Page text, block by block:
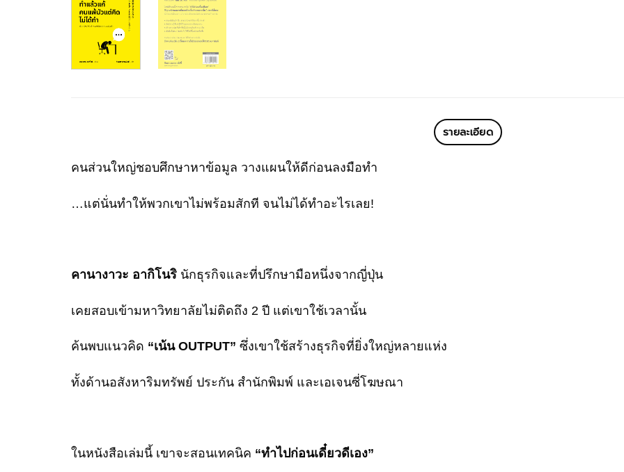
รายละเอียด
คนส่วนใหญ่ชอบศึกษาหาข้อมูล วางแผนให้ดีก่อนลงมือทำ
…แต่นั่นทำให้พวกเขาไม่พร้อมสักที จนไม่ได้ทำอะไรเลย!
คานางาวะ อากิโนริ นักธุรกิจและที่ปรึกษามือหนึ่งจากญี่ปุ่น
เคยสอบเข้ามหาวิทยาลัยไม่ติดถึง 2 ปี แต่เขาใช้เวลานั้น
ค้นพบแนวคิด “เน้น OUTPUT” ซึ่งเขาใช้สร้างธุรกิจที่ยิ่งใหญ่หลายแห่ง
ทั้งด้านอสังหาริมทรัพย์ ประกัน สำนักพิมพ์ และเอเจนซี่โฆษณา
ในหนังสือเล่มนี้ เขาจะสอนเทคนิค “ทำไปก่อนเดี๋ยวดีเอง”